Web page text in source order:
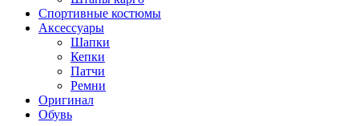
Спортивные костюмы
Аксессуары
Шапки
Кепки
Патчи
Ремни
Оригинал
Обувь